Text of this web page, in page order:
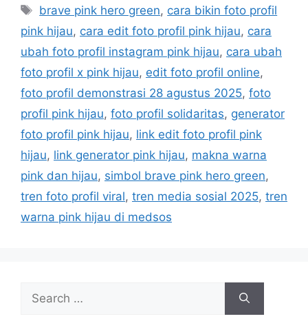
e
g
o
r
i
s
T
a
s
brave pink hero green, cara bikin foto profil
pink hijau, cara edit foto profil pink hijau, cara
ubah foto profil instagram pink hijau, cara ubah
foto profil x pink hijau, edit foto profil online,
foto profil demonstrasi 28 agustus 2025, foto
profil pink hijau, foto profil solidaritas, generator
foto profil pink hijau, link edit foto profil pink
hijau, link generator pink hijau, makna warna
pink dan hijau, simbol brave pink hero green,
tren foto profil viral, tren media sosial 2025, tren
warna pink hijau di medsos